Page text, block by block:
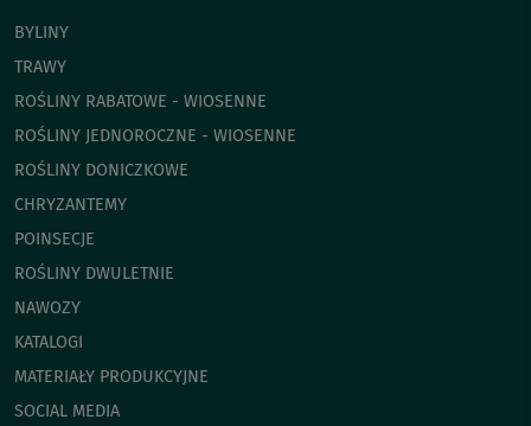
BYLINY
TRAWY
ROŚLINY RABATOWE - WIOSENNE
ROŚLINY JEDNOROCZNE - WIOSENNE
ROŚLINY DONICZKOWE
CHRYZANTEMY
POINSECJE
ROŚLINY DWULETNIE
NAWOZY
KATALOGI
MATERIAŁY PRODUKCYJNE
SOCIAL MEDIA